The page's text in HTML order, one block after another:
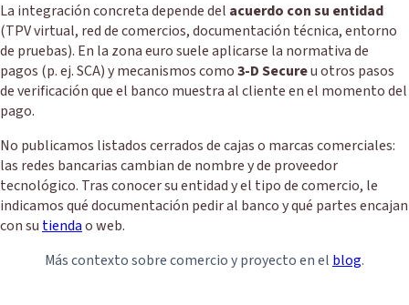
La integración concreta depende del acuerdo con su entidad
(TPV virtual, red de comercios, documentación técnica, entorno
de pruebas). En la zona euro suele aplicarse la normativa de
pagos (p. ej. SCA) y mecanismos como3-D Secureu otros pasos
de verificación que el banco muestra al cliente en el momento del
pago.
No publicamos listados cerrados de cajas o marcas comerciales:
las redes bancarias cambian de nombre y de proveedor
tecnológico. Tras conocer su entidad y el tipo de comercio, le
indicamos qué documentación pedir al banco y qué partes encajan
con su tiendao web.
Más contexto sobre comercio y proyecto en el blog.